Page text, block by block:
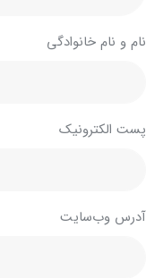
نام و نام خانوادگی
پست الکترونیک
آدرس وب‌سایت